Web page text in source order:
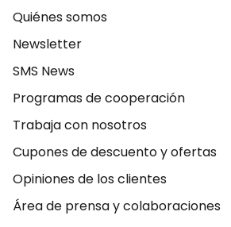
Quiénes somos
Newsletter
SMS News
Programas de cooperación
Trabaja con nosotros
Cupones de descuento y ofertas
Opiniones de los clientes
Área de prensa y colaboraciones